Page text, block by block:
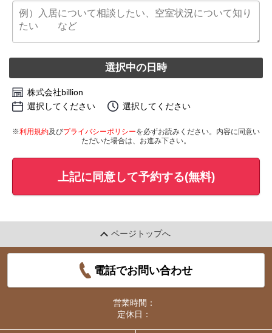
選択中の日時
株式会社billion
選択してください
選択してください
※利用規約及びプライバシーポリシーを必ずお読みください。内容に同意い
ただいた場合は、お進み下さい。
上記に同意して予約する(無料)
ページトップへ
電話でお問い合わせ
営業時間：
定休日：